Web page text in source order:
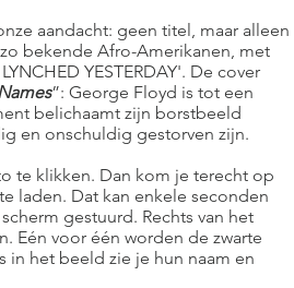
aandacht: geen titel, maar alleen
bekende Afro-Amerikanen, met
YESTERDAY'. De cover
”: George Floyd is tot een
belichaamt zijn borstbeeld
en onschuldig gestorven zijn.
te klikken. Dan kom je terecht op
laden. Dat kan enkele seconden
gestuurd. Rechts van het
Eén voor één worden de zwarte
in het beeld zie je hun naam en